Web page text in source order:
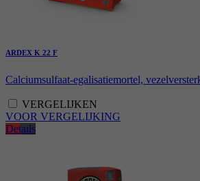
ARDEX K 22 F
Calciumsulfaat-egalisatiemortel,
VERGELIJKEN
VOOR VERGELIJKING
Details